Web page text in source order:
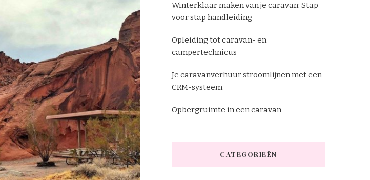
Winterklaar maken van je caravan: Stap
voor stap handleiding
Opleiding tot caravan- en
campertechnicus
Je caravanverhuur stroomlijnen met een
CRM-systeem
Opbergruimte in een caravan
CATEGORIEËN